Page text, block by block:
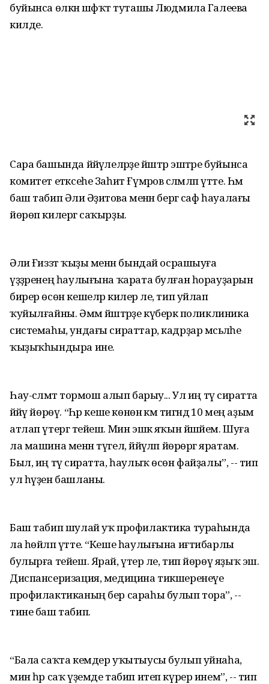
буйынса өлкән шәфҡәт туташы Людмила Галеева
килде.
Сара башында йәйәүлеләрҙе йәштәр эштәре буйынса
комитет етәксеһе Заһит Ғүмәров сәләмләп үтте. Һәм
баш табип Әлиә Әҙиәтова менән бергә саф һауалағы
йөрөп килергә саҡырҙы.
Әлиә Ғиззәт ҡыҙы менән бындай осрашыуға
үҙҙәренең һаулығына ҡарата булған һорауҙарын
бирер өсөн кешеләр килер әле, тип уйлап
ҡуйылғайны. Әммә йәштәрҙе күберәк поликлиника
системаһы, ундағы сираттар, кадрҙар мәсьәләһе
ҡыҙыҡһындыра ине.
Һау-сәләмәт тормош алып барыу... Ул иң тәү сиратта
йәйәү йөрөү. “Һәр кеше көнөнә кәм тигәндә 10 мең аҙым
атлап үтергә тейеш. Мин эшкә яҡын йәшәйем. Шуға
ла машина менән түгел, йәйәүләп йөрөргә яратам.
Был, иң тәү сиратта, һаулыҡ өсөн файҙалы”, -- тип
ул һүҙен башланы.
Баш табип шулай уҡ профилактика тураһында
ла һөйләп үтте. “Кеше һаулығына иғтибарлы
булырға тейеш. Ярай, үтер әле, тип йөрөү яҙыҡ эш.
Диспансеризация, медицина тикшеренеүе
профилактиканың бер сараһы булып тора”, --
тине баш табип.
“Бала саҡта кемдер уҡытыусы булып уйнаһа,
мин һәр саҡ үҙемде табип итеп күрер инем”, -- тип